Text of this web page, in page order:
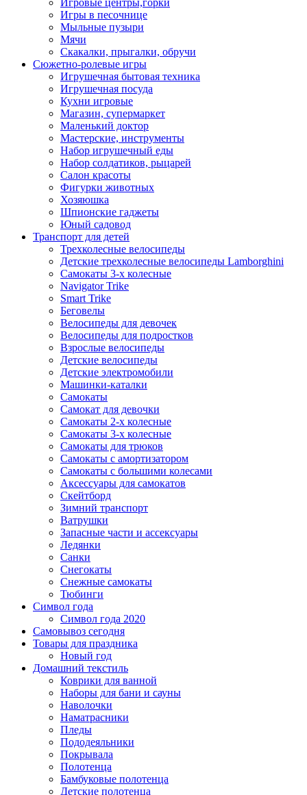
Игровые центры,горки
Игры в песочнице
Мыльные пузыри
Мячи
Скакалки, прыгалки, обручи
Сюжетно-ролевые игры
Игрушечная бытовая техника
Игрушечная посуда
Кухни игровые
Магазин, супермаркет
Маленький доктор
Мастерские, инструменты
Набор игрушечный еды
Набор солдатиков, рыцарей
Салон красоты
Фигурки животных
Хозяюшка
Шпионские гаджеты
Юный садовод
Транспорт для детей
Трехколесные велосипеды
Детские трехколесные велосипеды Lamborghini
Самокаты 3-х колесные
Navigator Trike
Smart Trike
Беговелы
Велосипеды для девочек
Велосипеды для подростков
Взрослые велосипеды
Детские велосипеды
Детские электромобили
Машинки-каталки
Самокаты
Самокат для девочки
Самокаты 2-х колесные
Самокаты 3-х колесные
Самокаты для трюков
Самокаты с амортизатором
Самокаты с большими колесами
Аксессуары для самокатов
Скейтборд
Зимний транспорт
Ватрушки
Запасные части и ассексуары
Ледянки
Санки
Снегокаты
Снежные самокаты
Тюбинги
Символ года
Символ года 2020
Самовывоз сегодня
Товары для праздника
Новый год
Домашний текстиль
Коврики для ванной
Наборы для бани и сауны
Наволочки
Наматрасники
Пледы
Пододеяльники
Покрывала
Полотенца
Бамбуковые полотенца
Детские полотенца